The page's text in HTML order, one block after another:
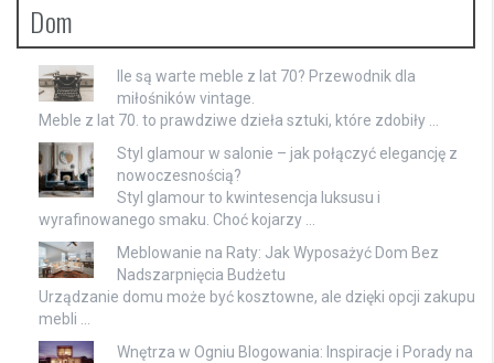
Dom
Ile są warte meble z lat 70? Przewodnik dla
miłośników vintage.
Meble z lat 70. to prawdziwe dzieła sztuki, które zdobiły …
Styl glamour w salonie – jak połączyć elegancję z
nowoczesnością?
Styl glamour to kwintesencja luksusu i
wyrafinowanego smaku. Choć kojarzy …
Meblowanie na Raty: Jak Wyposażyć Dom Bez
Nadszarpnięcia Budżetu
Urządzanie domu może być kosztowne, ale dzięki opcji zakupu
mebli …
Wnętrza w Ogniu Blogowania: Inspiracje i Porady na